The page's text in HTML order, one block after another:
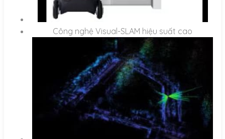
Công nghệ Visual-SLAM hiệu suất cao